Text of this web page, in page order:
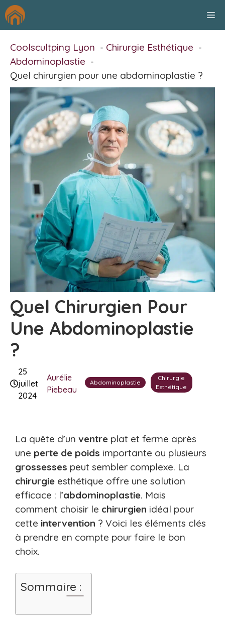
Aller
au
Coolscultping Lyon
Chirurgie Esthétique
Abdominoplastie
Quel chirurgien pour une abdominoplastie ?
Quel Chirurgien Pour
Une Abdominoplastie
?
25
juillet
2024
Aurélie
Piebeau
Abdominoplastie
Chirurgie
Esthétique
La quête d’un ventre plat et ferme après
une perte de poids importante ou plusieurs
grossesses peut sembler complexe. La
chirurgie esthétique offre une solution
efficace : l’abdominoplastie. Mais
comment choisir le chirurgien idéal pour
cette intervention ? Voici les éléments clés
à prendre en compte pour faire le bon
choix.
Sommaire :